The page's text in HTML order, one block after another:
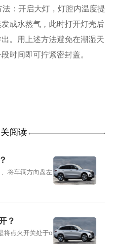
：开启大灯，灯腔内温度提
成水蒸气，此时打开灯壳后
。用上述方法避免在潮湿天
时间即可拧紧密封盖。
阅读
将车辆方向盘左
？
将点火开关处于o